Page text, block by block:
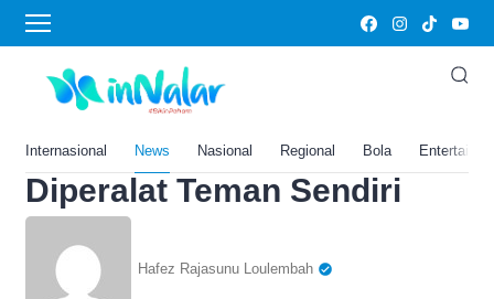
Internasional News Nasional Regional Bola
Home›Gaya Hidup
Tak Pernah Disadari! Ini 10
Pertanda Kamu Sedang
Dimanfaatkan atau
Diperalat Teman Sendiri
Hafez Rajasunu Loulembah